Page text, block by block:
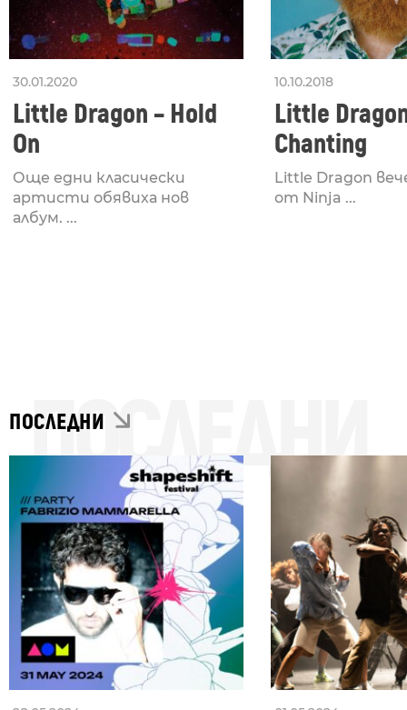
30.01.2020
Little Dragon – Hold
On
Още едни класически
артисти обявиха нов
албум. ...
10.10.2018
Little
Chanting
Little Dragon
от Ninja ...
ПОСЛЕДНИ
ПОСЛЕДНИ